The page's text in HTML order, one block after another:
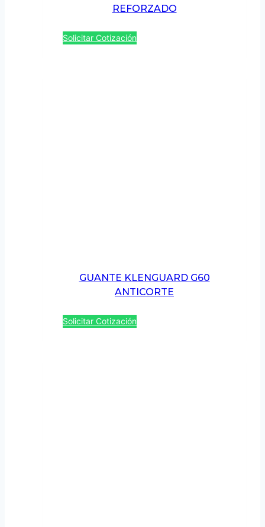
REFORZADO
Solicitar Cotización
GUANTE KLENGUARD G60
ANTICORTE
Solicitar Cotización